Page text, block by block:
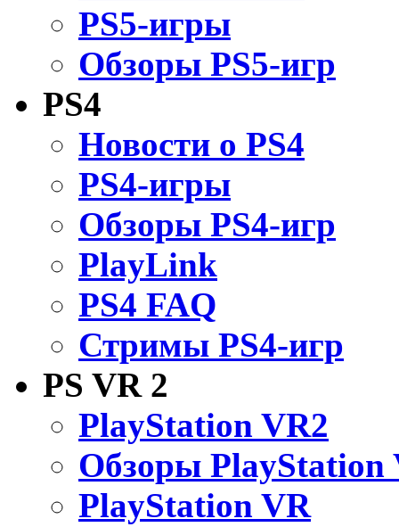
PS5-игры
Обзоры PS5-игр
PS4
Новости о PS4
PS4-игры
Обзоры PS4-игр
PlayLink
PS4 FAQ
Стримы PS4-игр
PS VR 2
PlayStation VR2
Обзоры PlayStation
PlayStation VR